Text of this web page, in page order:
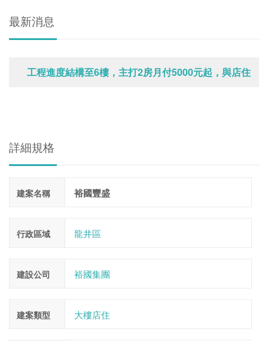
最新消息
工程進度結構至6樓，主打2房月付5000元起，與店住
詳細規格
建案名稱 裕國豐盛
行政區域 龍井區
建設公司 裕國集團
建案類型 大樓店住